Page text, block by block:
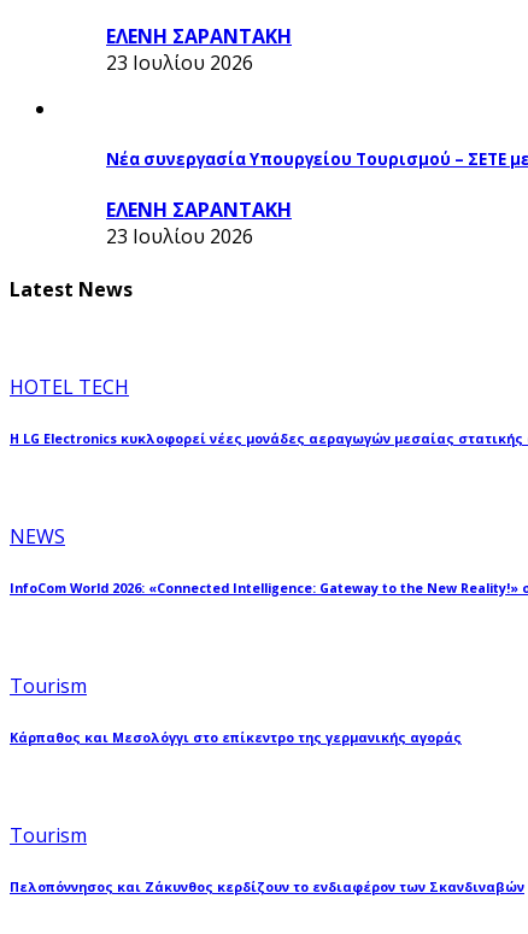
ΕΛΕΝΗ ΣΑΡΑΝΤΑΚΗ
23 Ιουλίου 2026
Νέα συνεργασία Υπουργείου Τουρισμού – ΣΕΤΕ
ΕΛΕΝΗ ΣΑΡΑΝΤΑΚΗ
23 Ιουλίου 2026
Latest News
HOTEL TECH
Η LG Electronics κυκλοφορεί νέες μονάδες αεραγωγών μεσαίας
NEWS
InfoCom World 2026: «Connected Intelligence: Gateway to the New Reality!»
Tourism
Κάρπαθος και Μεσολόγγι στο επίκεντρο της γερμανικής αγοράς
Tourism
Πελοπόννησος και Ζάκυνθος κερδίζουν το ενδιαφέρον των Σκανδιναβών